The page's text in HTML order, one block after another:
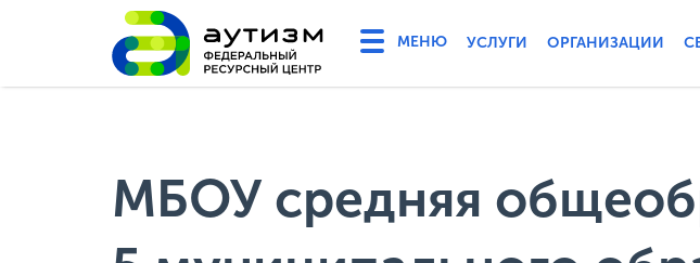
УСЛУГИ ОРГАНИЗАЦИИ
МБОУ средняя